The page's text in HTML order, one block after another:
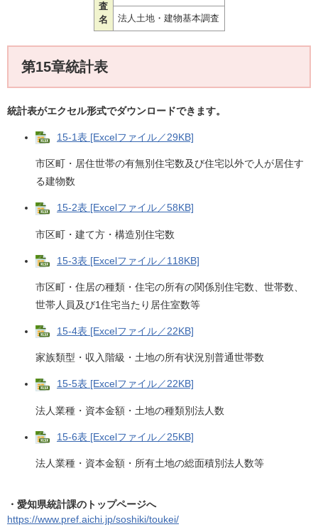
査
名
法人土地・建物基本調査
第15章統計表
統計表がエクセル形式でダウンロードできます。
15-1表 [Excelファイル／29KB]
市区町・居住世帯の有無別住宅数及び住宅以外で人が居住す
る建物数
15-2表 [Excelファイル／58KB]
市区町・建て方・構造別住宅数
15-3表 [Excelファイル／118KB]
市区町・住居の種類・住宅の所有の関係別住宅数、世帯数、
世帯人員及び1住宅当たり居住室数等
15-4表 [Excelファイル／22KB]
家族類型・収入階級・土地の所有状況別普通世帯数
15-5表 [Excelファイル／22KB]
法人業種・資本金額・土地の種類別法人数
15-6表 [Excelファイル／25KB]
法人業種・資本金額・所有土地の総面積別法人数等
・愛知県統計課のトップページへ
https://www.pref.aichi.jp/soshiki/toukei/​